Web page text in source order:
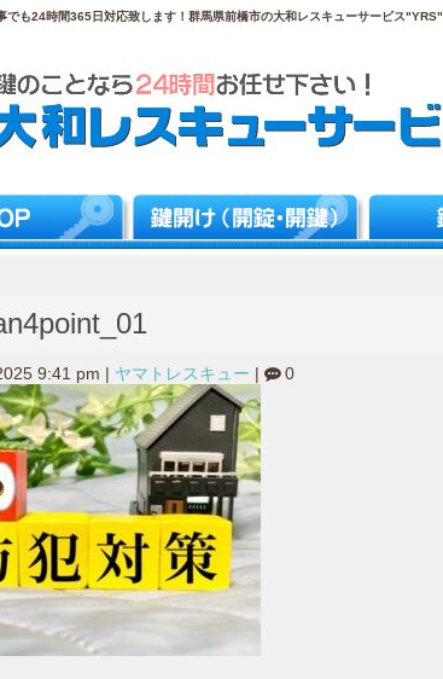
でも24時間365日対応致します！群馬県前橋市の大和レスキューサービス"YRS"
9:41 pm ヤマトレスキュー 0